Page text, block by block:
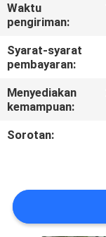
BLOG/NEWS
PRIVACY
POLICY
Waktu
pengiriman:
Syarat-syarat
pembayaran:
Menyediakan
kemampuan:
Sorotan: